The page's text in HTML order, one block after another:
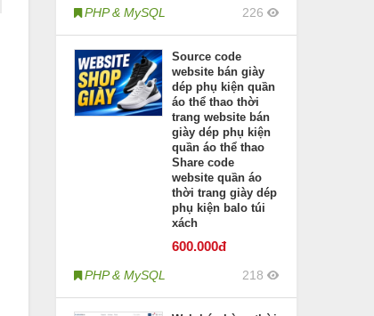
PHP & MySQL 226
Source code
website bán giày
dép phụ kiện quần
áo thể thao thời
trang website bán
giày dép phụ kiện
quần áo thể thao
Share code
website quần áo
thời trang giày dép
phụ kiện balo túi
xách
600.000đ
PHP & MySQL 218